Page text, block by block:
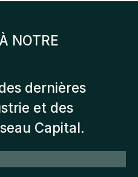
NOTRE
dernières
et des
Capital.